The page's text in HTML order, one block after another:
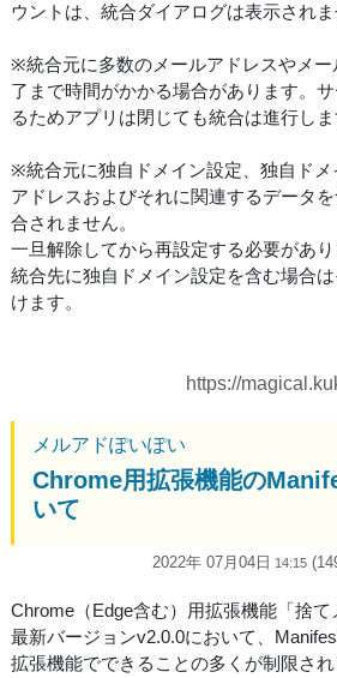
ウントは、統合ダイアログは表示されま
※統合元に多数のメールアドレスやメ
了まで時間がかかる場合があります。
るためアプリは閉じても統合は進行しま
※統合元に独自ドメイン設定、独自ド
アドレスおよびそれに関連するデータ
合されません。
一旦解除してから再設定する必要があり
統合先に独自ドメイン設定を含む場合
けます。
https://
メルアドぽいぽい
Chrome用拡張機能の
いて
2022年 07月04日 14:15
Chrome（Edge含む）用拡張機能「捨
最新バージョンv2.0.0において、
拡張機能でできることの多くが制限さ